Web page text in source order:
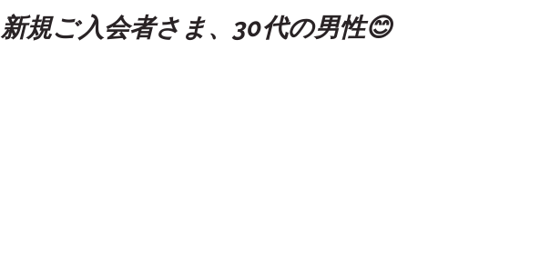
新規ご入会者さま、30代の男性😊